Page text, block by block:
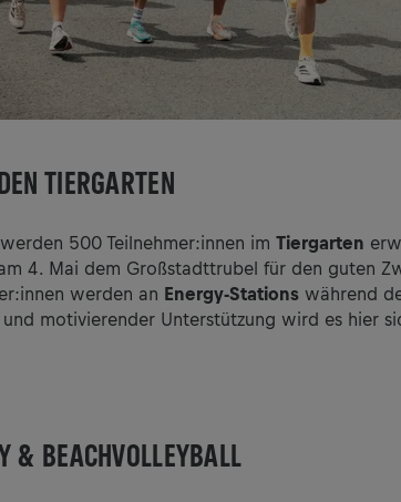
TIERGARTEN
500 Teilnehmer:innen im Tiergarten
4. Mai dem Großstadttrubel für den guten
werden an Energy-Stations während
motivierender Unterstützung wird es hier
& BEACHVOLLEYBALL